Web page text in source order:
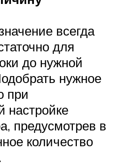
всегда
для
до нужной
нужное
при
настройке
предусмотрев в
количество